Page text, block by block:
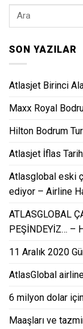
SON YAZILAR
Atlasjet Birinci
Maxx Royal
Hilton Bodrum
Atlasjet İflas
Atlasglobal eski
ediyor – Airline
ATLASGLOBAL
PEŞİNDEYİZ… –
11 Aralık 2020
AtlasGlobal
6 milyon dolar
Maaşları ve